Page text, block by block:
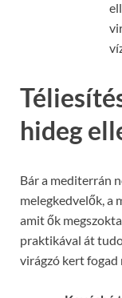
hideg
Bár a mediterrán
melegkedvelők, a
amit ők
praktikával át
virágzó kert fogad